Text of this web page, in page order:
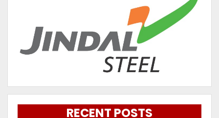
RECENT POSTS